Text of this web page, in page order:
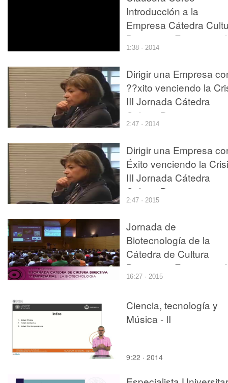
Introducción a la
Empresa Cátedra
Directiva y Empresarial
2010
1:38 · 2014
Dirigir una Empresa
??xito venciendo la
III Jornada Cátedra
Cultura Directiva y
Empresarial
2:47 · 2014
Dirigir una Empresa
Éxito venciendo la
III Jornada Cátedra
Cultura Directiva y
Empresarial
2:47 · 2015
Jornada de
Biotecnología de la
Cátedra de Cultura
Directiva y Empresarial
16:27 · 2015
Ciencia, tecnología y
Música - II
9:22 · 2014